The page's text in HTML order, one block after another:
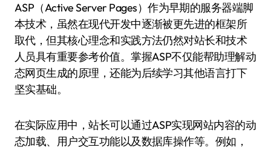
ASP（Active Server Pages）作为早期的服务器端脚
本技术，虽然在现代开发中逐渐被更先进的框架所
取代，但其核心理念和实践方法仍然对站长和技术
人员具有重要参考价值。掌握ASP不仅能帮助理解动
态网页生成的原理，还能为后续学习其他语言打下
坚实基础。
在实际应用中，站长可以通过ASP实现网站内容的动
态加载、用户交互功能以及数据库操作等。例如，